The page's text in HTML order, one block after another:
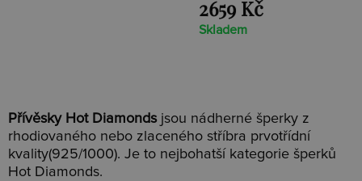
Přívěsky Hot Diamonds jsou nádherné šperky z
rhodiovaného nebo zlaceného stříbra prvotřídní
kvality(925/1000). Je to nejbohatší kategorie šperků
Hot Diamonds.